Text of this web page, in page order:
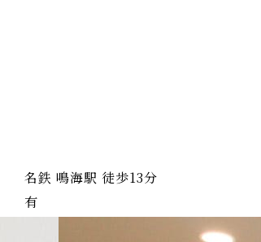
名鉄 鳴海駅 徒歩13分
有